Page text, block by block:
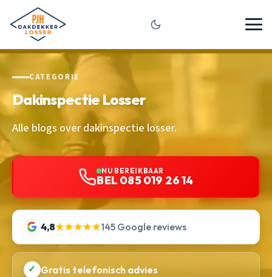
CATEGORIE
Dakinspectie Losser
Alle blogs over dakinspectie losser.
NU BEREIKBAAR
BEL 085 019 26 14
4,8★★★★★145 Google reviews
✓ Gratis telefonisch advies